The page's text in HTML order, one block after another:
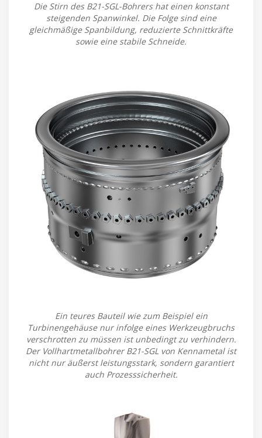
Die Stirn des B21-SGL-Bohrers hat einen konstant
steigenden Spanwinkel. Die Folge sind eine
gleichmäßige Spanbildung, reduzierte Schnittkräfte
sowie eine stabile Schneide.
Ein teures Bauteil wie zum Beispiel ein
Turbinengehäuse nur infolge eines Werkzeugbruchs
verschrotten zu müssen ist unbedingt zu verhindern.
Der Vollhartmetallbohrer B21-SGL von Kennametal ist
nicht nur äußerst leistungsstark, sondern garantiert
auch Prozesssicherheit.